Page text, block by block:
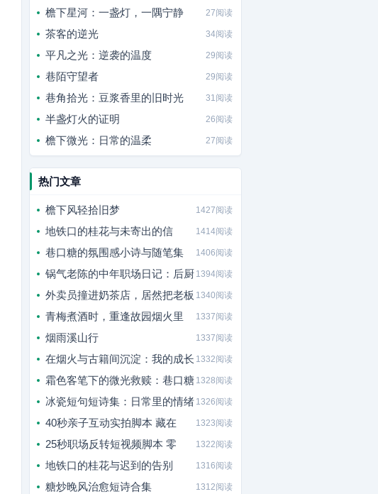
檐下星河：一盏灯，一隅宁静 27阅读
茶客的逆光 34阅读
平凡之光：逆袭的温度 29阅读
巷陌守望者 29阅读
巷角拾光：豆浆香里的旧时光 31阅读
半盏灯火的证明 26阅读
檐下微光：日常的温柔 27阅读
热门文章
檐下风轻拾旧梦 1427阅读
地铁口的桂花与未寄出的信 1414阅读
巷口糖的氛围感小诗与随笔集 1406阅读
锅气老陈的中年职场日记：后厨 1394阅读
外卖员撞进奶茶店，居然把老板 1340阅读
青梅煮酒时，重逢故园烟火里 1337阅读
烟雨溪山行 1337阅读
在烟火与古籍间沉淀：我的成长 1332阅读
霜色客笔下的微光救赎：巷口糖 1328阅读
冰瓷短句短诗集：日常里的情绪 1326阅读
40秒亲子互动实拍脚本 藏在 1323阅读
25秒职场反转短视频脚本 零 1322阅读
地铁口的桂花与迟到的告别 1316阅读
糖炒晚风治愈短诗合集 1312阅读